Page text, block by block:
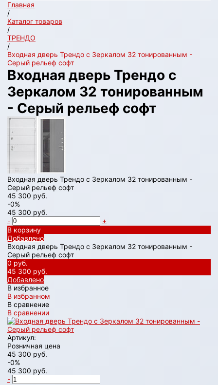
Главная
/
Каталог товаров
/
ТРЕНДО
/
Входная дверь Трендо с Зеркалом 32 тонированным -
Серый рельеф софт
Входная дверь Трендо с
Зеркалом 32 тонированным
- Серый рельеф софт
Входная дверь Трендо с Зеркалом 32 тонированным -
Серый рельеф софт
45 300 руб.
-0%
45 300 руб.
-
+
В корзину
Добавлено
Входная дверь Трендо с Зеркалом 32 тонированным -
Серый рельеф софт
0 руб.
45 300 руб.
Добавлено
В избранное
В избранном
В сравнение
В сравнении
Артикул:
Розничная цена
45 300 руб.
-0%
45 300 руб.
-